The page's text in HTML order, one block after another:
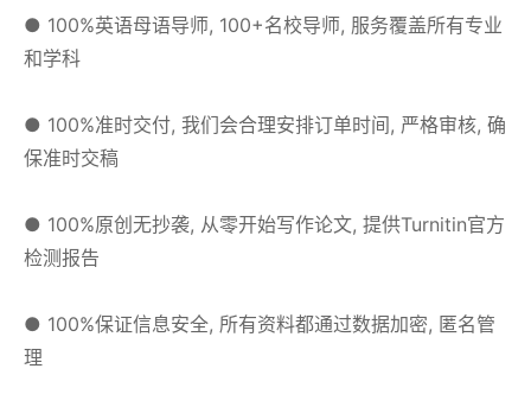
● 100%英语母语导师, 100+名校导师, 服务覆盖所有专业
和学科
● 100%准时交付, 我们会合理安排订单时间, 严格审核, 确
保准时交稿
● 100%原创无抄袭, 从零开始写作论文, 提供Turnitin官方
检测报告
● 100%保证信息安全, 所有资料都通过数据加密, 匿名管
理